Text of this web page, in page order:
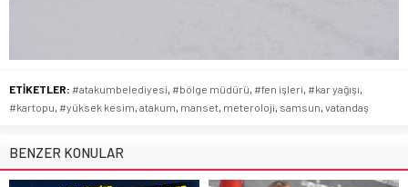
ETİKETLER: #atakumbelediyesi, #bölge müdürü, #fen işleri, #kar yağışı,
#kartopu, #yüksek kesim, atakum, manset, meteroloji, samsun, vatandaş
BENZER KONULAR